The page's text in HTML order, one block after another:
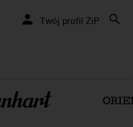
Twój profil ZiP